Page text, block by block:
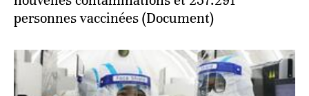
personnes vaccinées (Document)